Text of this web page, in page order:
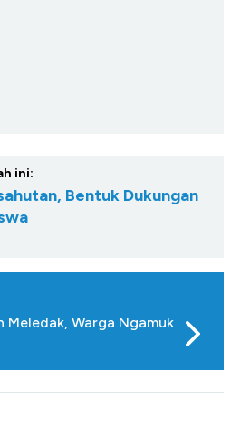
ini:
Bentuk Dukungan
Meledak, Warga Ngamuk